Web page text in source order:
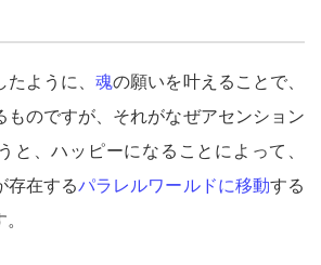
たように、魂の願いを叶えることで、
ものですが、それがなぜアセンション
と、ハッピーになることによって、
存在するパラレルワールドに移動する